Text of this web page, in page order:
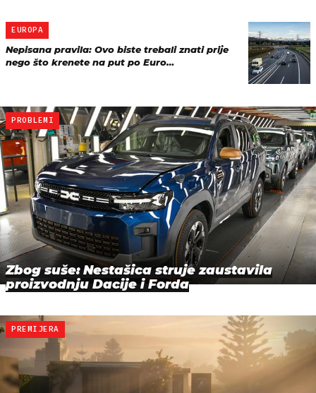
EUROPA
Nepisana pravila: Ovo biste trebali znati prije
nego što krenete na put po Euro…
PROBLEMI
Zbog suše: Nestašica struje zaustavila
proizvodnju Dacije i Forda
PREMIJERA